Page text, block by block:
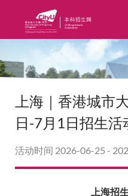
招生政策
新闻资讯
招生活动
公示公告
上海｜香港城市
日-7月1日招生活
活动时间 2026-06-25 -
上海招